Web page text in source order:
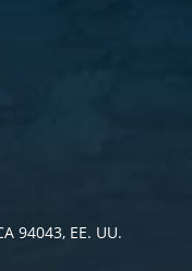
94043, EE. UU.